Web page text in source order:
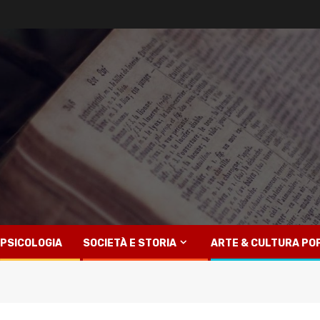
PSICOLOGIA SOCIETÀ E STORIA ARTE & CULTURA